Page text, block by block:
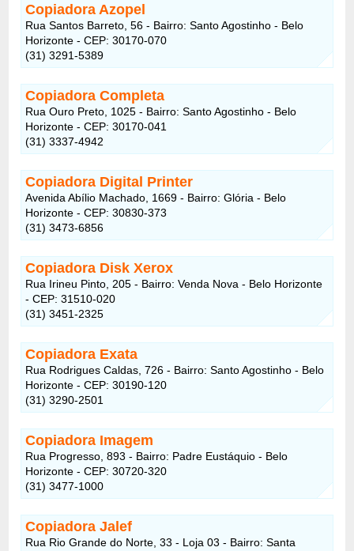
Copiadora Azopel
Rua Santos Barreto, 56 - Bairro: Santo Agostinho - Belo
Horizonte - CEP: 30170-070
(31) 3291-5389
Copiadora Completa
Rua Ouro Preto, 1025 - Bairro: Santo Agostinho - Belo
Horizonte - CEP: 30170-041
(31) 3337-4942
Copiadora Digital Printer
Avenida Abílio Machado, 1669 - Bairro: Glória - Belo
Horizonte - CEP: 30830-373
(31) 3473-6856
Copiadora Disk Xerox
Rua Irineu Pinto, 205 - Bairro: Venda Nova - Belo Horizonte
- CEP: 31510-020
(31) 3451-2325
Copiadora Exata
Rua Rodrigues Caldas, 726 - Bairro: Santo Agostinho - Belo
Horizonte - CEP: 30190-120
(31) 3290-2501
Copiadora Imagem
Rua Progresso, 893 - Bairro: Padre Eustáquio - Belo
Horizonte - CEP: 30720-320
(31) 3477-1000
Copiadora Jalef
Rua Rio Grande do Norte, 33 - Loja 03 - Bairro: Santa